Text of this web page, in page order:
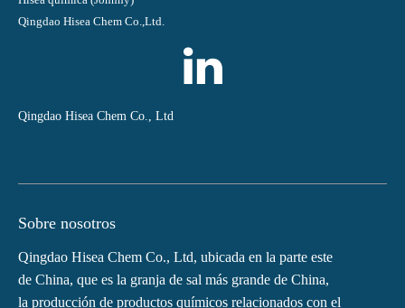
Qingdao Hisea Chem Co.,Ltd.
Qingdao Hisea Chem Co., Ltd
Sobre nosotros
Qingdao Hisea Chem Co., Ltd, ubicada en la parte este
de China, que es la granja de sal más grande de China,
la producción de productos químicos relacionados con el